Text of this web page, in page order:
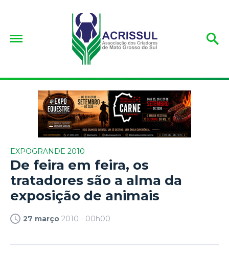
EXPOGRANDE 2010
De feira em feira, os
tratadores são a alma da
exposição de animais
27 março 2010 - 00h00